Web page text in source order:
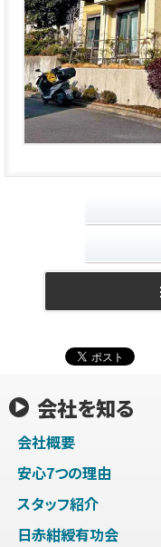
会社を知る
会社概要
安心7つの理由
スタッフ紹介
日赤紺綬有功会